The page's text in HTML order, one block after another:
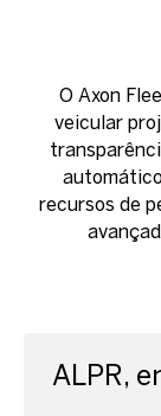
O Axon
veicular
recursos de
ALPR,